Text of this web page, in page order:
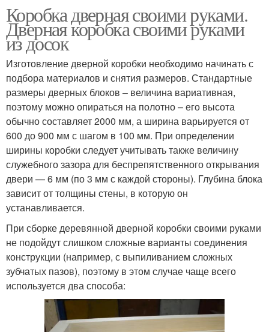
Коробка дверная своими руками.
Дверная коробка своими руками
из досок
Изготовление дверной коробки необходимо начинать с
подбора материалов и снятия размеров. Стандартные
размеры дверных блоков – величина вариативная,
поэтому можно опираться на полотно – его высота
обычно составляет 2000 мм, а ширина варьируется от
600 до 900 мм с шагом в 100 мм. При определении
ширины коробки следует учитывать также величину
служебного зазора для беспрепятственного открывания
двери — 6 мм (по 3 мм с каждой стороны). Глубина блока
зависит от толщины стены, в которую он
устанавливается.
При сборке деревянной дверной коробки своими руками
не подойдут слишком сложные варианты соединения
конструкции (например, с выпиливанием сложных
зубчатых пазов), поэтому в этом случае чаще всего
используется два способа: